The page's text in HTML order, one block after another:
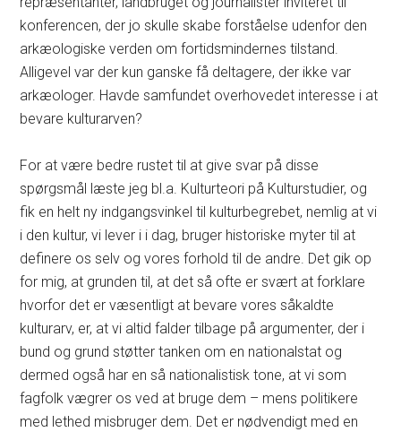
konferencen, der jo skulle skabe forståelse udenfor den
arkæologiske verden om fortidsmindernes tilstand.
Alligevel var der kun ganske få deltagere, der ikke var
arkæologer. Havde samfundet overhovedet interesse i at
bevare kulturarven?
For at være bedre rustet til at give svar på disse
spørgsmål læste jeg bl.a. Kulturteori på Kulturstudier, og
fik en helt ny indgangsvinkel til kulturbegrebet, nemlig at vi
i den kultur, vi lever i i dag, bruger historiske myter til at
definere os selv og vores forhold til de andre. Det gik op
for mig, at grunden til, at det så ofte er svært at forklare
hvorfor det er væsentligt at bevare vores såkaldte
kulturarv, er, at vi altid falder tilbage på argumenter, der i
bund og grund støtter tanken om en nationalstat og
dermed også har en så nationalistisk tone, at vi som
fagfolk vægrer os ved at bruge dem – mens politikere
med lethed misbruger dem. Det er nødvendigt med en